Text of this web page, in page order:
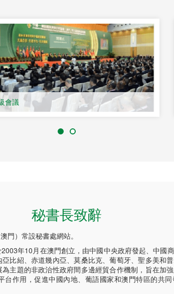
會議
秘書長致辭
）常設秘書處網站。
年10月在澳門創立，由中國中央政府發起、中國
比紹、赤道幾內亞、莫桑比克、葡萄牙、聖多美和
主題的非政治性政府間多邊經貿合作機制，旨在加
作用，促進中國內地、葡語國家和澳門特區的共